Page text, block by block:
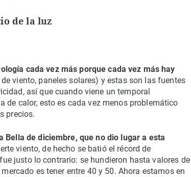
de la luz
cada vez más porque cada vez más hay
viento, paneles solares) y estas son las fuentes
así que cuando viene un temporal
de calor, esto es cada vez menos problemático
precios.
Bella de diciembre, que no dio lugar a esta
viento, de hecho se batió el récord de
justo lo contrario: se hundieron hasta valores de
es tener entre 40 y 50. Ahora estamos en